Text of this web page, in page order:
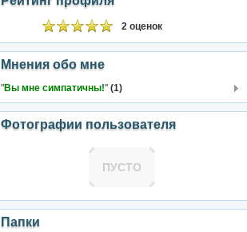
2 оценок
Мнения обо мне
"Вы мне симпатичны!" (1)
Фотографии пользователя
ПУСТО
Папки